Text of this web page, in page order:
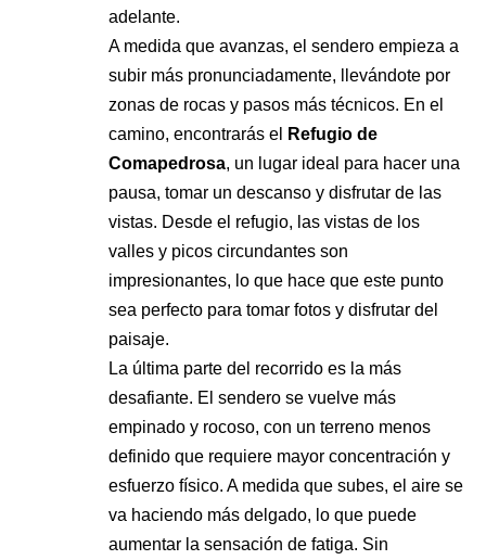
adelante.
A medida que avanzas, el sendero empieza a
subir más pronunciadamente, llevándote por
zonas de rocas y pasos más técnicos. En el
camino, encontrarás el
Refugio de
Comapedrosa, un lugar ideal para hacer una
pausa, tomar un descanso y disfrutar de las
vistas. Desde el refugio, las vistas de los
valles y picos circundantes son
impresionantes, lo que hace que este punto
sea perfecto para tomar fotos y disfrutar del
paisaje.
La última parte del recorrido es la más
desafiante. El sendero se vuelve más
empinado y rocoso, con un terreno menos
definido que requiere mayor concentración y
esfuerzo físico. A medida que subes, el aire se
va haciendo más delgado, lo que puede
aumentar la sensación de fatiga. Sin